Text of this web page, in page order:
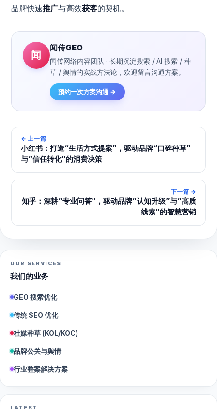
品牌快速推广与高效获客的契机。
闻
闻传GEO
闻传网络内容团队 · 长期沉淀搜索 / AI 搜索 / 种
草 / 舆情的实战方法论，欢迎留言沟通方案。
预约一次方案沟通 →
← 上一篇
小红书：打造“生活方式提案”，驱动品牌“口碑种草”
与“信任转化”的消费决策
下一篇 →
知乎：深耕“专业问答”，驱动品牌“认知升级”与“高质
线索”的智慧营销
OUR SERVICES
我们的业务
GEO 搜索优化
传统 SEO 优化
社媒种草 (KOL/KOC)
品牌公关与舆情
行业整案解决方案